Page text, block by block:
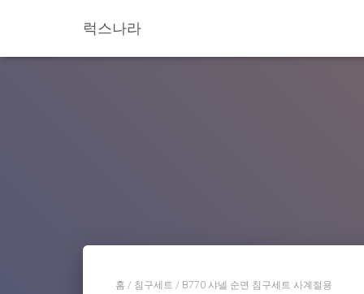
럭스나라
홈 / 침구세트 / B770 샤넬 순면 침구세트 사계절용